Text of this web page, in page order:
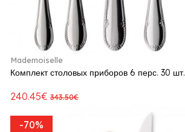
Mademoiselle
Комплект столовых приборов 6 перс. 30 шт.
240.45€ 343.50€
-70%